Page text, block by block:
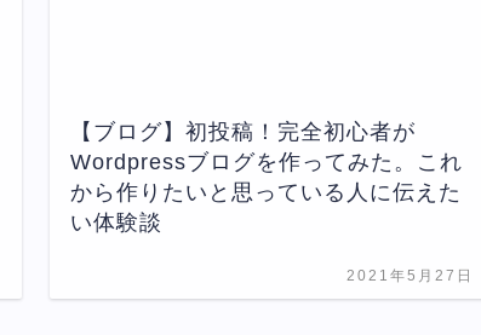
【ブログ】初投稿！完全初心者が
Wordpressブログを作ってみた。これ
から作りたいと思っている人に伝えた
い体験談
2021年5月27日